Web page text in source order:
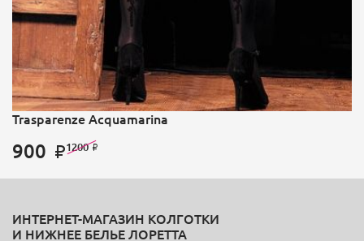
Trasparenze Acquamarina
900 1200
ИНТЕРНЕТ-МАГАЗИН КОЛГОТКИ
И НИЖНЕЕ БЕЛЬЕ ЛОРЕТТА